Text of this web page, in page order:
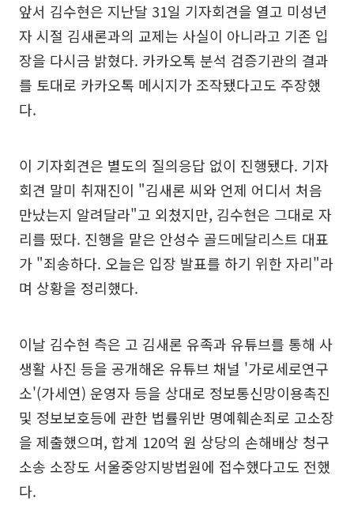
앞서 김수현은 지난달 31일 기자회견을 열고 미성년
자 시절 김새론과의 교제는 사실이 아니라고 기존 입
장을 다시금 밝혔다. 카카오톡 분석 검증기관의 결과
를 토대로 카카오톡 메시지가 조작됐다고도 주장했
다.
이 기자회견은 별도의 질의응답 없이 진행됐다. 기자
회견 말미 취재진이 "김새론 씨와 언제 어디서 처음
만났는지 알려달라"고 외쳤지만, 김수현은 그대로 자
리를 떴다. 진행을 맡은 안성수 골드메달리스트 대표
가 "죄송하다. 오늘은 입장 발표를 하기 위한 자리"라
며 상황을 정리했다.
이날 김수현 측은 고 김새론 유족과 유튜브를 통해 사
생활 사진 등을 공개해온 유튜브 채널 '가로세로연구
소'(가세연) 운영자 등을 상대로 정보통신망이용촉진
및 정보보호등에 관한 법률위반 명예훼손죄로 고소장
을 제출했으며, 합계 120억 원 상당의 손해배상 청구
소송 소장도 서울중앙지방법원에 접수했다고도 전했
다.